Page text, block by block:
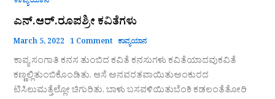
ಎನ್.ಆರ್.ರೂಪಶ್ರೀ ಕವಿತೆಗಳು
March 5, 2022 1 Comment ಕಾವ್ಯಯಾನ
ಕಾವ್ಯ ಸಂಗಾತಿ ಕನಸ ತುಂಬಿದ ಕವಿತೆ ಕನಸುಗಳು ಕವಿತೆಯಾದವುಕವಿತೆ
ಕಣ್ಣಲ್ಲಿತುಂಬಿಕೊಂಡಿತು. ಆಸೆ ಅನವರತವಾಯಿತುಅಂಕುರದ
ಟಿಸಿಲುಮತ್ತೆಲ್ಲೋ ಚಿಗುರಿತು. ಬಾಳು ಬಸವಳಿಯಿತುಬೆಂಕಿ ಕಡಲಂತೆತೋರಿ